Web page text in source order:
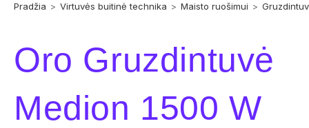
Pradžia > Virtuvės buitinė technika > Maisto ruošimui >
Oro Gruzdintuvė
Medion 1500 W